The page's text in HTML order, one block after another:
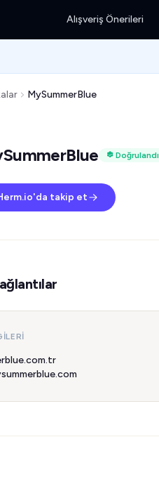
Alışveriş Önerileri
MySummerBlue
Doğrulandı
takip et